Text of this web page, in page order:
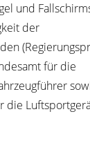
und
der
für die
die